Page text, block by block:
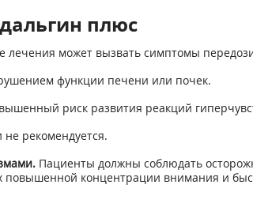
плюс
лечения может вызвать симптомы
функции печени или почек.
риск развития реакций
рекомендуется.
Пациенты должны соблюдать
концентрации внимания и